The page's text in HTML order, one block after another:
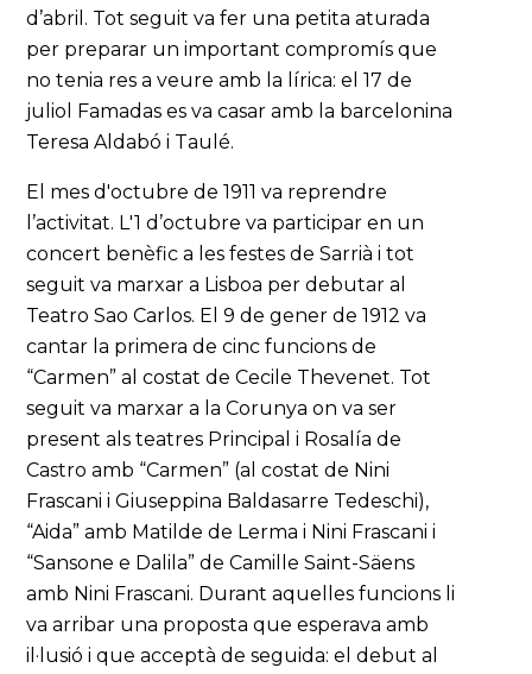
d’abril. Tot seguit va fer una petita aturada
per preparar un important compromís que
no tenia res a veure amb la lírica: el 17 de
juliol Famadas es va casar amb la barcelonina
Teresa Aldabó i Taulé.
El mes d'octubre de 1911 va reprendre
l’activitat. L'1 d’octubre va participar en un
concert benèfic a les festes de Sarrià i tot
seguit va marxar a Lisboa per debutar al
Teatro Sao Carlos. El 9 de gener de 1912 va
cantar la primera de cinc funcions de
“Carmen” al costat de Cecile Thevenet. Tot
seguit va marxar a la Corunya on va ser
present als teatres Principal i Rosalía de
Castro amb “Carmen” (al costat de Nini
Frascani i Giuseppina Baldasarre Tedeschi),
“Aida” amb Matilde de Lerma i Nini Frascani i
“Sansone e Dalila” de Camille Saint-Säens
amb Nini Frascani. Durant aquelles funcions li
va arribar una proposta que esperava amb
il·lusió i que acceptà de seguida: el debut al